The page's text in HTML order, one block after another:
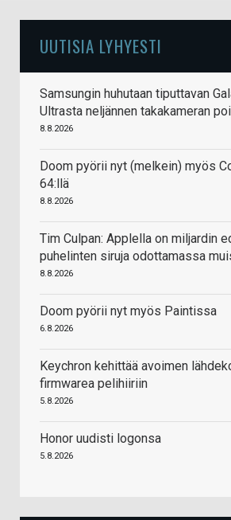
UUTISIA LYHYESTI
Samsungin huhutaan tiputtavan
Ultrasta neljännen takakameran
8.8.2026
Doom pyörii nyt (melkein) myös
64:llä
8.8.2026
Tim Culpan: Applella on miljardin
puhelinten siruja odottamassa
8.8.2026
Doom pyörii nyt myös Paintissa
6.8.2026
Keychron kehittää avoimen
firmwarea pelihiiriin
5.8.2026
Honor uudisti logonsa
5.8.2026